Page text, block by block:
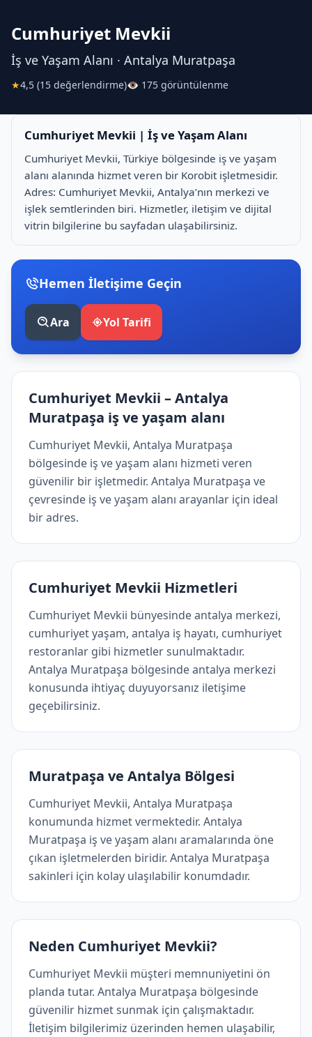
Cumhuriyet Mevkii
İş ve Yaşam Alanı · Antalya Muratpaşa
★4,5 (15 değerlendirme)👁 175 görüntülenme
Cumhuriyet Mevkii | İş ve Yaşam Alanı
Cumhuriyet Mevkii, Türkiye bölgesinde i̇ş ve yaşam
alanı alanında hizmet veren bir Korobit işletmesidir.
Adres: Cumhuriyet Mevkii, Antalya’nın merkezi ve
işlek semtlerinden biri. Hizmetler, iletişim ve dijital
vitrin bilgilerine bu sayfadan ulaşabilirsiniz.
Hemen İletişime Geçin
Ara Yol Tarifi
Cumhuriyet Mevkii – Antalya
Muratpaşa i̇ş ve yaşam alanı
Cumhuriyet Mevkii, Antalya Muratpaşa
bölgesinde i̇ş ve yaşam alanı hizmeti veren
güvenilir bir işletmedir. Antalya Muratpaşa ve
çevresinde i̇ş ve yaşam alanı arayanlar için ideal
bir adres.
Cumhuriyet Mevkii Hizmetleri
Cumhuriyet Mevkii bünyesinde antalya merkezi,
cumhuriyet yaşam, antalya iş hayatı, cumhuriyet
restoranlar gibi hizmetler sunulmaktadır.
Antalya Muratpaşa bölgesinde antalya merkezi
konusunda ihtiyaç duyuyorsanız iletişime
geçebilirsiniz.
Muratpaşa ve Antalya Bölgesi
Cumhuriyet Mevkii, Antalya Muratpaşa
konumunda hizmet vermektedir. Antalya
Muratpaşa i̇ş ve yaşam alanı aramalarında öne
çıkan işletmelerden biridir. Antalya Muratpaşa
sakinleri için kolay ulaşılabilir konumdadır.
Neden Cumhuriyet Mevkii?
Cumhuriyet Mevkii müşteri memnuniyetini ön
planda tutar. Antalya Muratpaşa bölgesinde
güvenilir hizmet sunmak için çalışmaktadır.
İletişim bilgilerimiz üzerinden hemen ulaşabilir,